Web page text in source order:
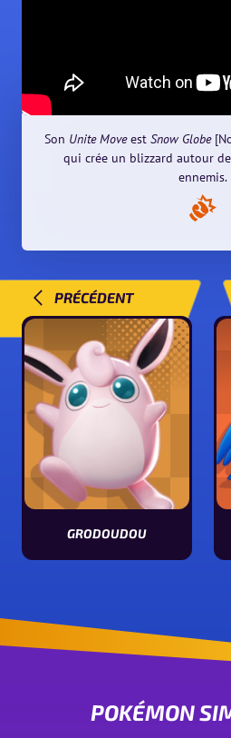
Son Unite Moveest Snow Globe
qui crée un blizzard autour
ennemis.
PRÉCÉDENT
GRODOUDOU
POKÉMON